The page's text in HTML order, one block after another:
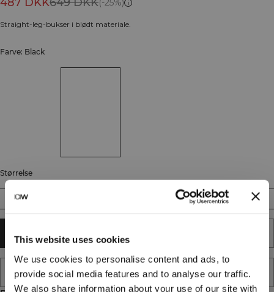
This website uses cookies
We use cookies to personalise content and ads, to
provide social media features and to analyse our traffic.
We also share information about your use of our site with
(-25%)
Straight-leg-bukser i blødt materiale.
Farve: Black
Størrelse
XS XL XXL
TILFØJ TIL KURV
TILFØJ TIL ØNSKESKYEN